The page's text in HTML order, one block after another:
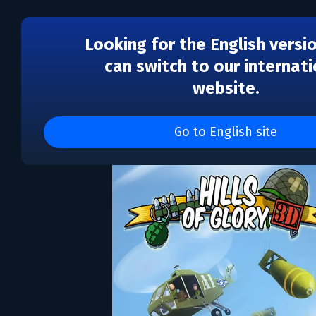
Looking for the English
can switch to our
website.
Go to English site
Hills of Glory 3D